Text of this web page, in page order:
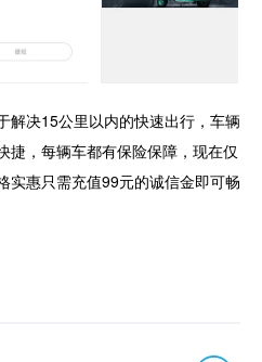
解决15公里以内的快速出行，车辆
捷，每辆车都有保险保障，现在仅
实惠只需充值99元的诚信金即可畅